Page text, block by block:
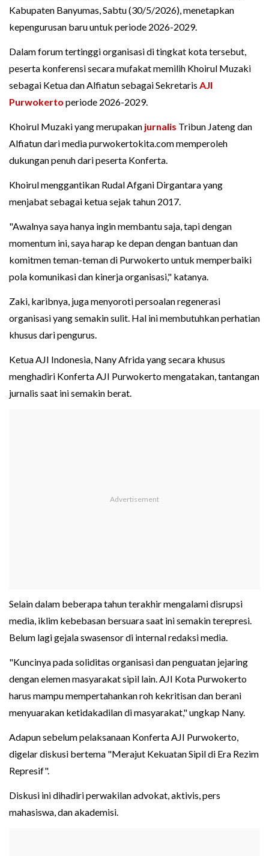
Kabupaten Banyumas, Sabtu (30/5/2026), menetapkan
kepengurusan baru untuk periode 2026-2029.
Dalam forum tertinggi organisasi di tingkat kota tersebut,
peserta konferensi secara mufakat memilih Khoirul Muzaki
sebagai Ketua dan Alfiatun sebagai Sekretaris AJI
Purwokerto periode 2026-2029.
Khoirul Muzaki yang merupakan jurnalis Tribun Jateng dan
Alfiatun dari media purwokertokita.com memperoleh
dukungan penuh dari peserta Konferta.
Khoirul menggantikan Rudal Afgani Dirgantara yang
menjabat sebagai ketua sejak tahun 2017.
"Awalnya saya hanya ingin membantu saja, tapi dengan
momentum ini, saya harap ke depan dengan bantuan dan
komitmen teman-teman di Purwokerto untuk memperbaiki
pola komunikasi dan kinerja organisasi," katanya.
Zaki, karibnya, juga menyoroti persoalan regenerasi
organisasi yang semakin sulit. Hal ini membutuhkan perhatian
khusus dari pengurus.
Ketua AJI Indonesia, Nany Afrida yang secara khusus
menghadiri Konferta AJI Purwokerto mengatakan, tantangan
jurnalis saat ini semakin berat.
Selain dalam beberapa tahun terakhir mengalami disrupsi
media, iklim kebebasan bersuara saat ini semakin terepresi.
Belum lagi gejala swasensor di internal redaksi media.
"Kuncinya pada soliditas organisasi dan penguatan jejaring
dengan elemen masyarakat sipil lain. AJI Kota Purwokerto
harus mampu mempertahankan roh kekritisan dan berani
menyuarakan ketidakadilan di masyarakat," ungkap Nany.
Adapun sebelum pelaksanaan Konferta AJI Purwokerto,
digelar diskusi bertema "Merajut Kekuatan Sipil di Era Rezim
Represif".
Diskusi ini dihadiri perwakilan advokat, aktivis, pers
mahasiswa, dan akademisi.